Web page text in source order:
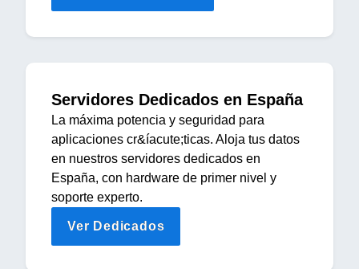
Servidores Dedicados en España
La máxima potencia y seguridad para
aplicaciones cr&íacute;ticas. Aloja tus datos
en nuestros servidores dedicados en
España, con hardware de primer nivel y
soporte experto.
Ver Dedicados